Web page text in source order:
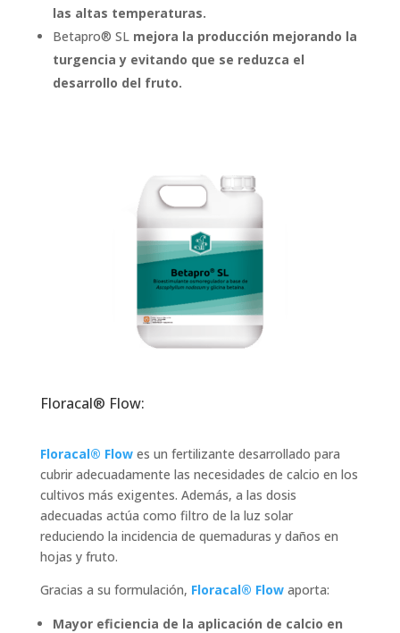
las altas temperaturas.
Betapro® SL mejora la producción mejorando la
turgencia y evitando que se reduzca el
desarrollo del fruto.
Floracal® Flow:
Floracal® Flowes un fertilizante desarrollado para
cubrir adecuadamente las necesidades de calcio en los
cultivos más exigentes. Además, a las dosis
adecuadas actúa como filtro de la luz solar
reduciendo la incidencia de quemaduras y daños en
hojas y fruto.
Gracias a su formulación, Floracal® Flowaporta:
Mayor eficiencia de la aplicación de calcio en